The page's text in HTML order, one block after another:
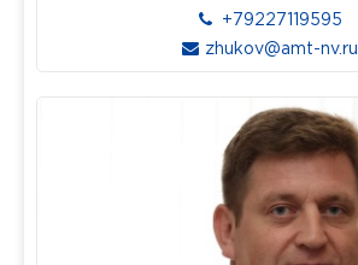
+79227119595
zhukov@amt-nv.ru